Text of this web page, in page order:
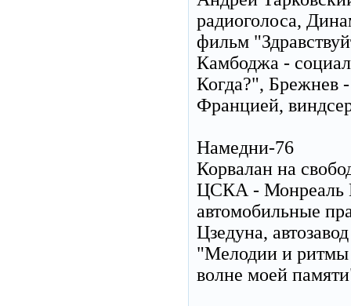
радиоголоса,
фильм
Камбоджа -
Когда?",
Францией,
Намедни-76
Корвалан на
ЦСКА - Монреаль
автомобильные
Цзедуна,
"Мелодии и ритмы
волне моей